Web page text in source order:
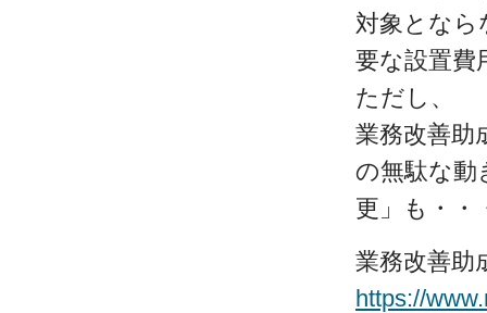
対象となら
要な設置費
ただし、
業務改善助
の無駄な動
更」も・・
業務改善助
https://